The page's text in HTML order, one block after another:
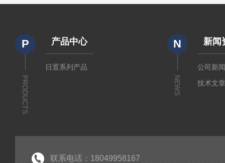
P
PRODUCTS
产品中心
日置系列产品
N
NEWS
新闻
公司新
技术文
联系电话：18049958167